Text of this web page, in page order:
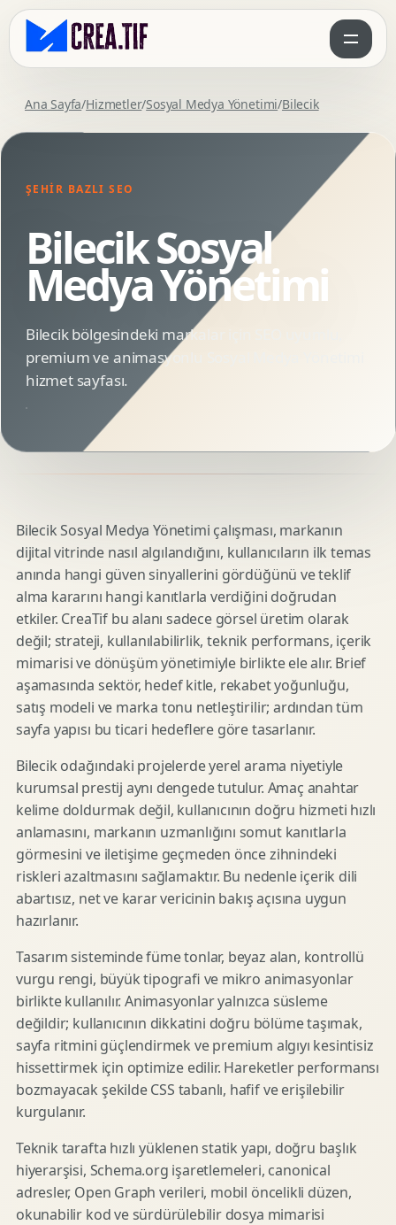
Ana Sayfa/Hizmetler/Sosyal Medya Yönetimi/Bilecik
ŞEHIR BAZLI SEO
Bilecik Sosyal
Medya Yönetimi
Bilecik bölgesindeki markalar için SEO uyumlu,
premium ve animasyonlu Sosyal Medya Yönetimi
hizmet sayfası.
Bilecik Sosyal Medya Yönetimi çalışması, markanın
dijital vitrinde nasıl algılandığını, kullanıcıların ilk temas
anında hangi güven sinyallerini gördüğünü ve teklif
alma kararını hangi kanıtlarla verdiğini doğrudan
etkiler. CreaTif bu alanı sadece görsel üretim olarak
değil; strateji, kullanılabilirlik, teknik performans, içerik
mimarisi ve dönüşüm yönetimiyle birlikte ele alır. Brief
aşamasında sektör, hedef kitle, rekabet yoğunluğu,
satış modeli ve marka tonu netleştirilir; ardından tüm
sayfa yapısı bu ticari hedeflere göre tasarlanır.
Bilecik odağındaki projelerde yerel arama niyetiyle
kurumsal prestij aynı dengede tutulur. Amaç anahtar
kelime doldurmak değil, kullanıcının doğru hizmeti hızlı
anlamasını, markanın uzmanlığını somut kanıtlarla
görmesini ve iletişime geçmeden önce zihnindeki
riskleri azaltmasını sağlamaktır. Bu nedenle içerik dili
abartısız, net ve karar vericinin bakış açısına uygun
hazırlanır.
Tasarım sisteminde füme tonlar, beyaz alan, kontrollü
vurgu rengi, büyük tipografi ve mikro animasyonlar
birlikte kullanılır. Animasyonlar yalnızca süsleme
değildir; kullanıcının dikkatini doğru bölüme taşımak,
sayfa ritmini güçlendirmek ve premium algıyı kesintisiz
hissettirmek için optimize edilir. Hareketler performansı
bozmayacak şekilde CSS tabanlı, hafif ve erişilebilir
kurgulanır.
Teknik tarafta hızlı yüklenen statik yapı, doğru başlık
hiyerarşisi, Schema.org işaretlemeleri, canonical
adresler, Open Graph verileri, mobil öncelikli düzen,
okunabilir kod ve sürdürülebilir dosya mimarisi